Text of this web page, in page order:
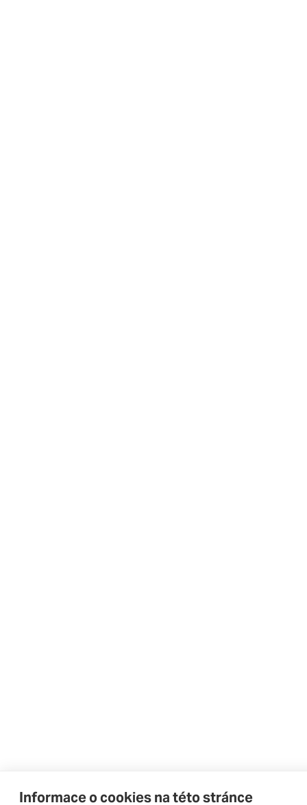
Informace o cookies na této stránce